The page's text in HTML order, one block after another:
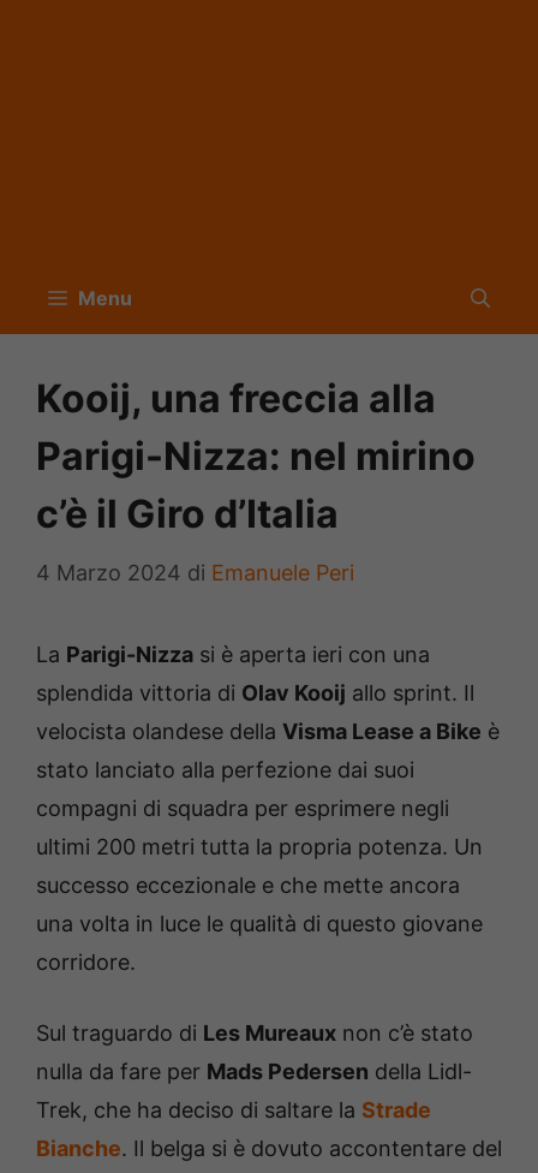
Menu
Kooij, una freccia alla
Parigi-Nizza: nel mirino
c’è il Giro d’Italia
4 Marzo 2024 di Emanuele Peri
La Parigi-Nizza si è aperta ieri con una
splendida vittoria di Olav Kooij allo sprint. Il
velocista olandese della Visma Lease a Bike è
stato lanciato alla perfezione dai suoi
compagni di squadra per esprimere negli
ultimi 200 metri tutta la propria potenza. Un
successo eccezionale e che mette ancora
una volta in luce le qualità di questo giovane
corridore.
Sul traguardo di Les Mureaux non c’è stato
nulla da fare per Mads Pedersen della Lidl-
Trek, che ha deciso di saltare la Strade
Bianche. Il belga si è dovuto accontentare del